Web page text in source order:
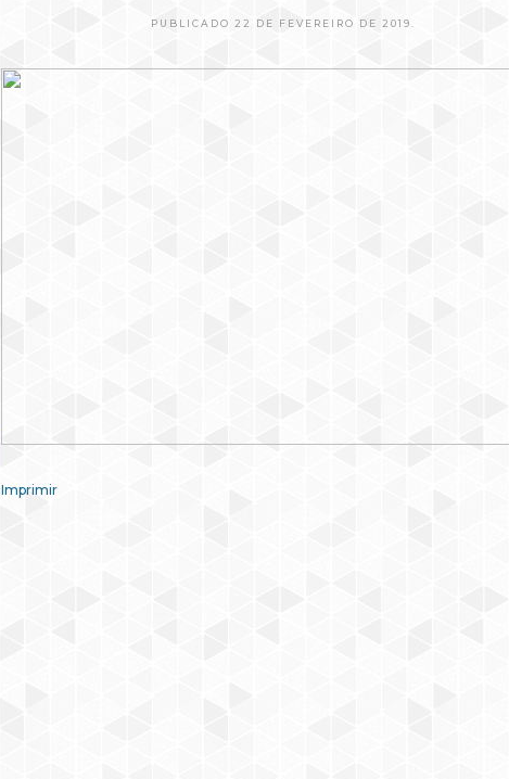
PUBLICADO 22 DE FEVEREIRO DE 2019.
Imprimir